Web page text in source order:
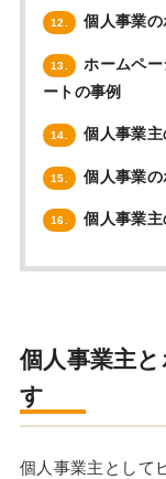
12. 個人事業
13.
ホームペ
ートの事例
14. 個人事業
15. 個人事業
16. 個人事業
個人事業主
す
個人事業主として